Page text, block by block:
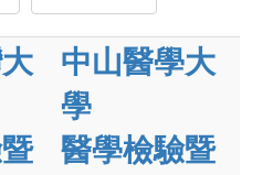
中山醫學大
學
醫學檢驗暨